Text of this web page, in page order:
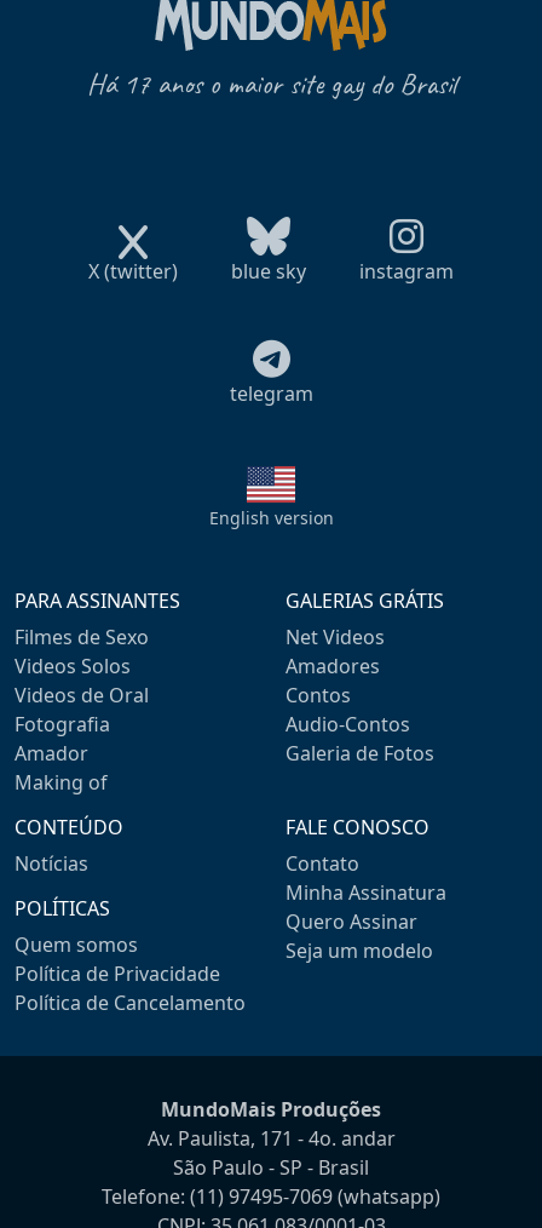
Há 17 anos o maior site gay do Brasil
X (twitter) blue sky instagram
telegram
English version
PARA ASSINANTES
Filmes de Sexo
Videos Solos
Videos de Oral
Fotografia
Amador
Making of
GALERIAS GRÁTIS
Net Videos
Amadores
Contos
Audio-Contos
Galeria de Fotos
CONTEÚDO
Notícias
POLÍTICAS
Quem somos
Política de Privacidade
Política de Cancelamento
FALE CONOSCO
Contato
Minha Assinatura
Quero Assinar
Seja um modelo
MundoMais Produções
Av. Paulista, 171 - 4o. andar
São Paulo - SP - Brasil
Telefone: (11) 97495-7069(whatsapp)